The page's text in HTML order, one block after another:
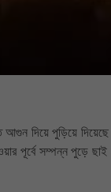
দিয়ে পুড়িয়ে দিয়েছে
পূর্বে সম্পন্ন পুড়ে